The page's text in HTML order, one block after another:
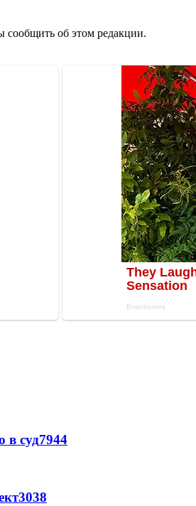
сообщить об этом редакции.
в суд7944
3038